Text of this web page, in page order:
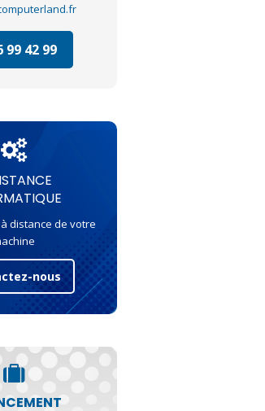
99 42 99
distance de votre
nous